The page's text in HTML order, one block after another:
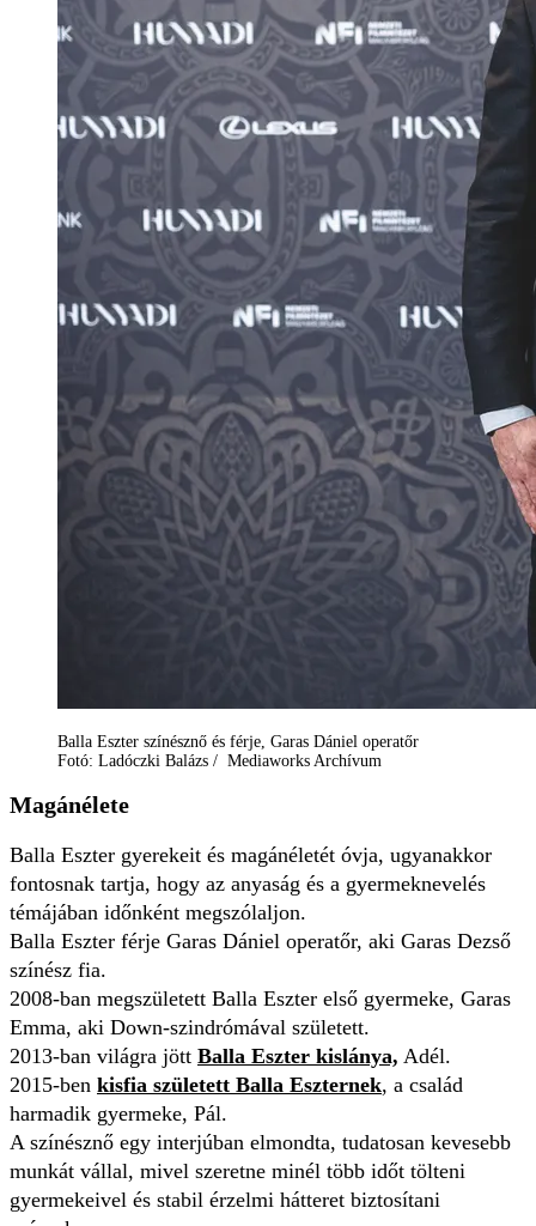
Balla Eszter színésznő és férje, Garas Dániel operatőr
Fotó: Ladóczki Balázs / Mediaworks Archívum
Magánélete
Balla Eszter gyerekeit és magánéletét óvja, ugyanakkor
fontosnak tartja, hogy az anyaság és a gyermeknevelés
témájában időnként megszólaljon.
Balla Eszter férje Garas Dániel operatőr, aki Garas Dezső
színész fia.
2008-ban megszületett Balla Eszter első gyermeke, Garas
Emma, aki Down-szindrómával született.
2013-ban világra jött Balla Eszter kislánya, Adél.
2015-ben kisfia született Balla Eszternek, a család
harmadik gyermeke, Pál.
A színésznő egy interjúban elmondta, tudatosan kevesebb
munkát vállal, mivel szeretne minél több időt tölteni
gyermekeivel és stabil érzelmi hátteret biztosítani